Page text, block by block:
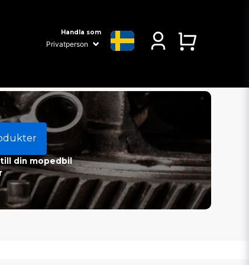
Handla som
din mopedbil